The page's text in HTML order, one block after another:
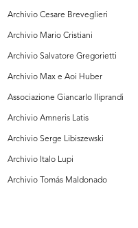
Archivio Cesare Breveglieri
Archivio Mario Cristiani
Archivio Salvatore Gregorietti
Archivio Max e Aoi Huber
Associazione Giancarlo Iliprandi
Archivio Amneris Latis
Archivio Serge Libiszewski
Archivio Italo Lupi
Archivio Tomás Maldonado